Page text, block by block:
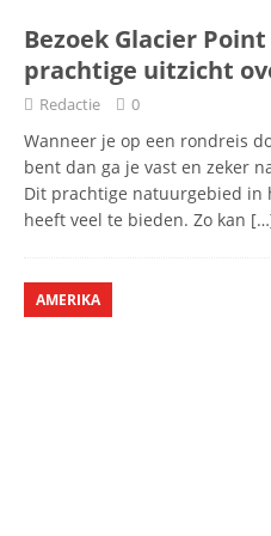
Bezoek Glacier
prachtige uitzicht
Redactie 0
Wanneer je op een rondreis
bent dan ga je vast en zeker
Dit prachtige natuurgebied in
heeft veel te bieden. Zo kan
AMERIKA